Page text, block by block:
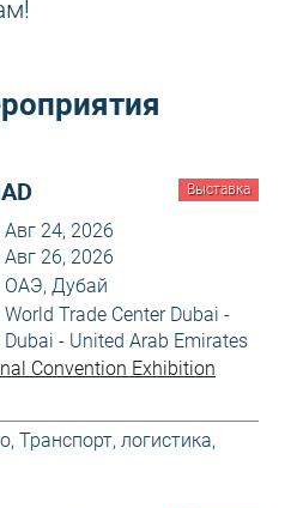
Выставка
Авг 24, 2026
Авг 26, 2026
ОАЭ, Дубай
World Trade Center Dubai -
Dubai - United Arab Emirates
Convention Exhibition
, Транспорт, логистика,